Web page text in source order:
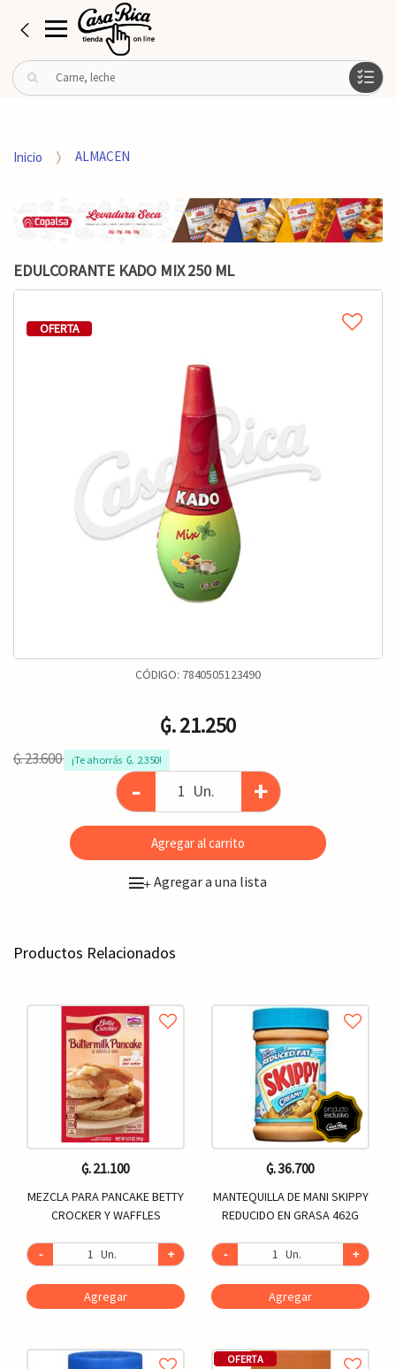
B
u
rInicio ALMACEN
EDULCORANTE KADO MIX 250 ML
OFERTA
CÓDIGO: 7840505123490
₲. 21.250
₲. 23.600 ¡Te ahorrás  ₲. 2.350!
- Un. +
Agregar al carrito
+Agregar a una lista
Productos Relacionados
₲. 21.100
MEZCLA PARA PANCAKE BETTY
CROCKER Y WAFFLES
- Un. +
Agregar
₲. 36.700
MANTEQUILLA DE MANI SKIPPY
REDUCIDO EN GRASA 462G
- Un. +
Agregar
OFERTA